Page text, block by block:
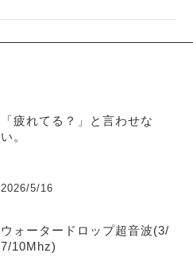
「疲れてる？」と言わせな
い。
2026/5/16
ウォータードロップ超音波(3/
7/10Mhz)